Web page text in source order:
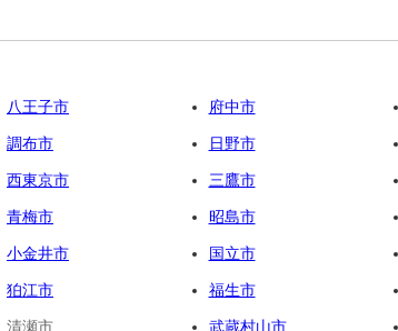
八王子市 府中市
調布市 日野市
西東京市 三鷹市
青梅市 昭島市
小金井市 国立市
狛江市 福生市
清瀬市 武蔵村山市